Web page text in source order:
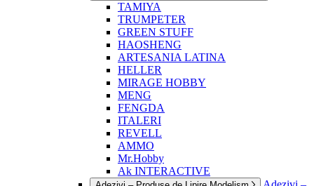
TAMIYA
TRUMPETER
GREEN STUFF
HAOSHENG
ARTESANIA LATINA
HELLER
MIRAGE HOBBY
MENG
FENGDA
ITALERI
REVELL
AMMO
Mr.Hobby
Ak INTERACTIVE